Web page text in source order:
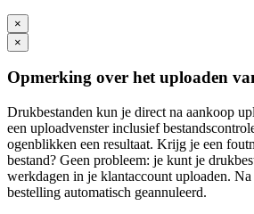
×
×
Opmerking over het uploaden
Drukbestanden kun je direct na aankoop
een uploadvenster inclusief
ogenblikken een resultaat. Krijg je een
bestand? Geen probleem: je kunt je
werkdagen in je klantaccount uploaden.
bestelling automatisch geannuleerd.